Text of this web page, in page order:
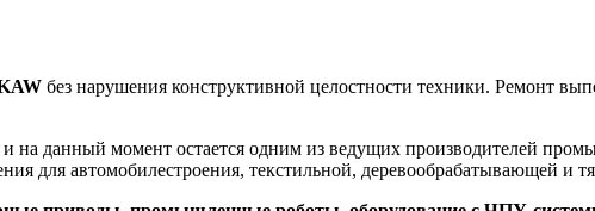
без нарушения конструктивной целостности техники. Ремонт
данный момент остается одним из ведущих производителей
для автомобилестроения, текстильной, деревообрабатывающей и